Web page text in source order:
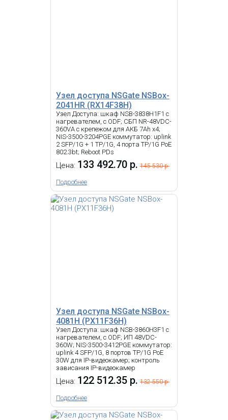
Узел доступа NSGate NSBox-
2041HR (RX14F38H)
Узел Доступа: шкаф NSB-3838H1F1 с
нагревателем, с ODF; СБП NR-48VDC-
360VA с крепежом для АКБ 7Ah x4;
NIS-3500-3204PGE коммутатор: uplink
2 SFP/1G + 1 TP/1G, 4 порта TP/1G PoE
802.3bt; Reboot PDs
Цена: 133 492.70 р. 145 530 р.
Подробнее
Узел доступа NSGate NSBox-
4081H (PX11F36H)
Узел Доступа: шкаф NSB-3860H3F1 с
нагревателем, с ODF; ИП 48VDC-
360W; NIS-3500-3412PGE коммутатор:
uplink 4 SFP/1G, 8 портов TP/1G PoE
30W для IP-видеокамер; контроль
зависания IP-видеокамер
Цена: 122 512.35 р. 132 550 р.
Подробнее